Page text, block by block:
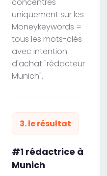
uniquement sur les
Moneykeywords =
tous les mots-clés
avec intention
d'achat "rédacteur
Munich".
3. le résultat
#1 rédactrice à
Munich